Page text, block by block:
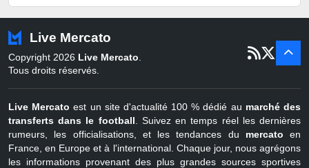
Pays-Bas
22 juin - 2 sept
Belgique
juil - 31
Live Mercato
Copyright 2026 Live Mercato
Tous droits réservés.
Live Mercato est un site d'actualité 100 % dédié au marché des
transferts dans le football . Suivez en temps réel les dernières
rumeurs, les officialisations, et les tendances du mercato en
France, en Europe et à l'international. Chaque jour, nous agrégons
les informations provenant des plus grandes sources sportives